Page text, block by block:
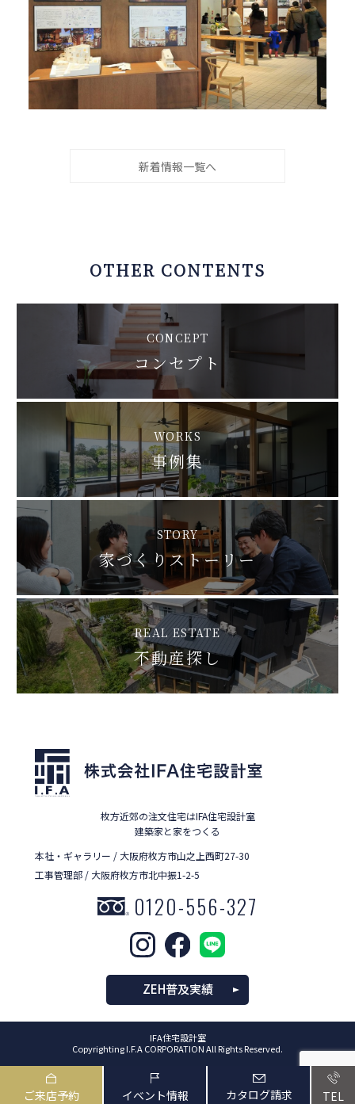
新着情報一覧へ
OTHER CONTENTS
CONCEPT
コンセプト
WORKS
事例集
STORY
家づくりストーリー
REAL ESTATE
不動産探し
枚方近郊の注文住宅はIFA住宅設計室
建築家と家をつくる
本社・ギャラリー / 大阪府枚方市山之上西町27-30
工事管理部 / 大阪府枚方市北中振1-2-5
0120-556-327
ZEH普及実績
IFA住宅設計室
Copyrighting I.F.A CORPORATION All Rights Reserved.
ご来店予約 イベント情報 カタログ請求 TEL